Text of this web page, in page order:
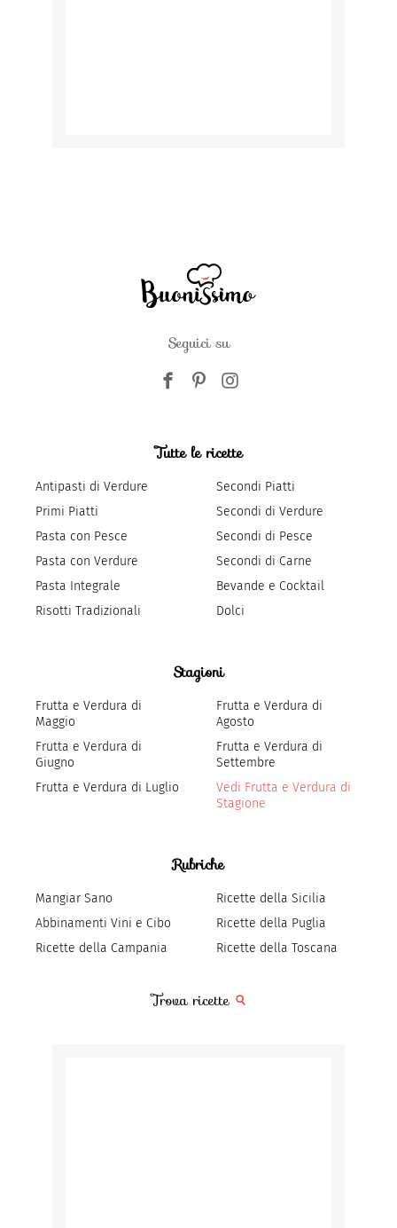
Seguici su
Tutte le ricette
Antipasti di Verdure
Primi Piatti
Pasta con Pesce
Pasta con Verdure
Pasta Integrale
Risotti Tradizionali
Secondi Piatti
Secondi di Verdure
Secondi di Pesce
Secondi di Carne
Bevande e Cocktail
Dolci
Stagioni
Frutta e Verdura di
Maggio
Frutta e Verdura di
Giugno
Frutta e Verdura di Luglio
Frutta e Verdura di
Agosto
Frutta e Verdura di
Settembre
Vedi Frutta e Verdura di
Stagione
Rubriche
Mangiar Sano
Abbinamenti Vini e Cibo
Ricette della Campania
Ricette della Sicilia
Ricette della Puglia
Ricette della Toscana
Trova ricette